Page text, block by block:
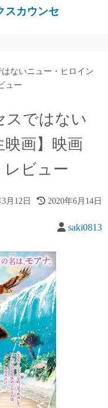
スカウンセ
はないニュー・ヒロイン
ュー
スではない
画】映画
レビュー
月12日 2020年6月14日
saki0813